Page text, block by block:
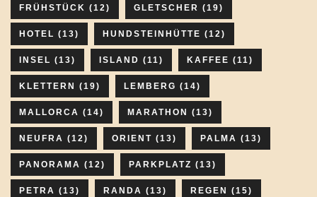
FRÜHSTÜCK (12) GLETSCHER (19)
HOTEL (13) HUNDSTEINHÜTTE (12)
INSEL (13) ISLAND (11) KAFFEE (11)
KLETTERN (19) LEMBERG (14)
MALLORCA (14) MARATHON (13)
NEUFRA (12) ORIENT (13) PALMA (13)
PANORAMA (12) PARKPLATZ (13)
PETRA (13) RANDA (13) REGEN (15)